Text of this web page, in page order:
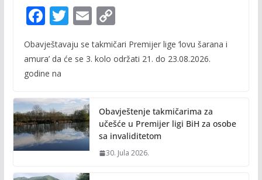
F
ac
e
b
o
k
T
itt
E
m
ai
C
o
p
n
k
Obavještavaju se takmičari Premijer lige ‘lovu šarana i
amura’ da će se 3. kolo održati 21. do 23.08.2026.
godine na
Obavještenje takmičarima za
učešće u Premijer ligi BiH za osobe
sa invaliditetom
30. Jula 2026.